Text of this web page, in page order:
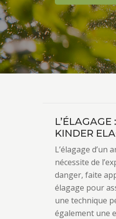
KINDER
L’élagage d’un
nécessite de
danger, faite
élagage pour
une technique
également une